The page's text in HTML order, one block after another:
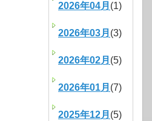
2026年04月 (1)
2026年03月 (3)
2026年02月 (5)
2026年01月 (7)
2025年12月 (5)